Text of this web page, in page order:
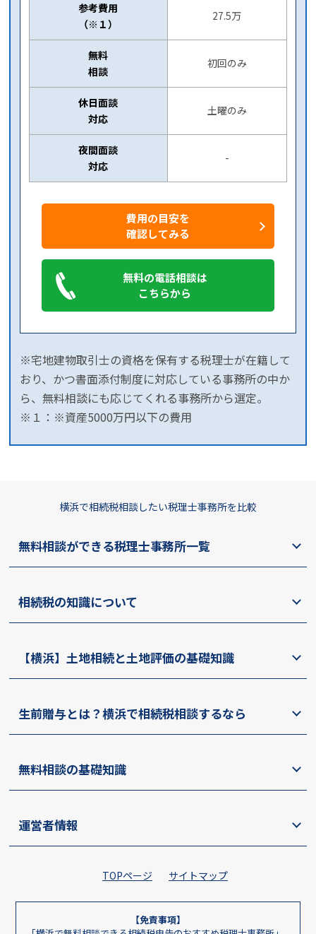
参考費用
（※１）
27.5万
無料
相談
初回のみ
休日面談
対応
土曜のみ
夜間面談
対応
-
費用の目安を
確認してみる
無料の電話相談は
こちらから
※宅地建物取引士の資格を保有する税理士が在籍して
おり、かつ書面添付制度に対応している事務所の中か
ら、無料相談にも応じてくれる事務所から選定。
※１：※資産5000万円以下の費用
横浜で相続税相談したい税理士事務所を比較
無料相談ができる税理士事務所一覧
相続税の知識について
【横浜】土地相続と土地評価の基礎知識
生前贈与とは？横浜で相続税相談するなら
無料相談の基礎知識
運営者情報
TOPページ サイトマップ
【免責事項】